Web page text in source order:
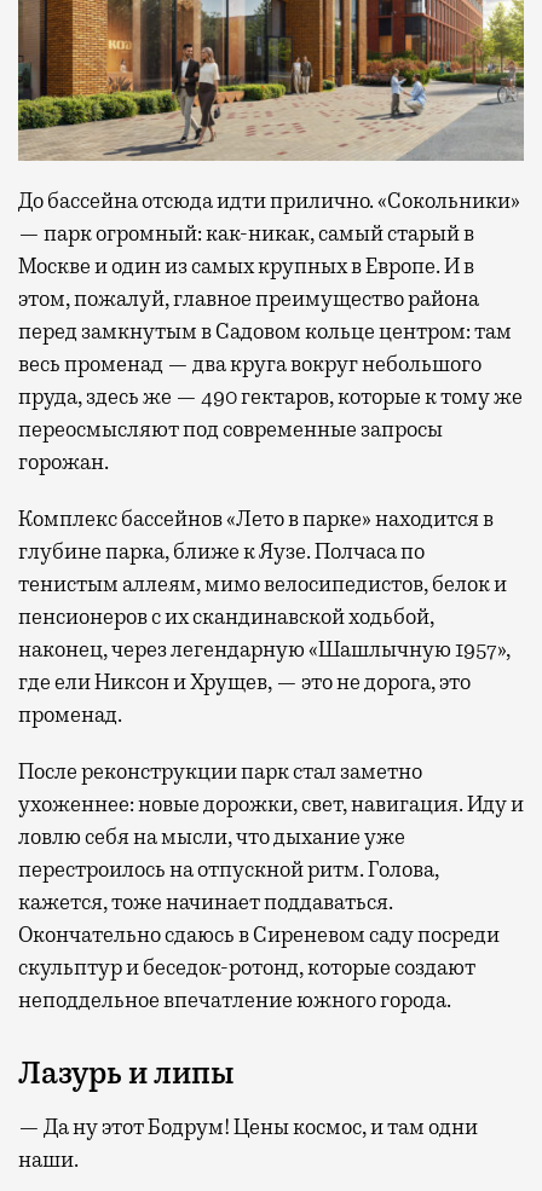
До бассейна отсюда идти прилично. «Сокольники»
— парк огромный: как-никак, самый старый в
Москве и один из самых крупных в Европе. И в
этом, пожалуй, главное преимущество района
перед замкнутым в Садовом кольце центром: там
весь променад — два круга вокруг небольшого
пруда, здесь же — 490 гектаров, которые к тому же
переосмысляют под современные запросы
горожан.
Комплекс бассейнов «Лето в парке» находится в
глубине парка, ближе к Яузе. Полчаса по
тенистым аллеям, мимо велосипедистов, белок и
пенсионеров с их скандинавской ходьбой,
наконец, через легендарную «Шашлычную 1957»,
где ели Никсон и Хрущев, — это не дорога, это
променад.
После реконструкции парк стал заметно
ухоженнее: новые дорожки, свет, навигация. Иду и
ловлю себя на мысли, что дыхание уже
перестроилось на отпускной ритм. Голова,
кажется, тоже начинает поддаваться.
Окончательно сдаюсь в Сиреневом саду посреди
скульптур и беседок-ротонд, которые создают
неподдельное впечатление южного города.
Лазурь и липы
— Да ну этот Бодрум! Цены космос, и там одни
наши.